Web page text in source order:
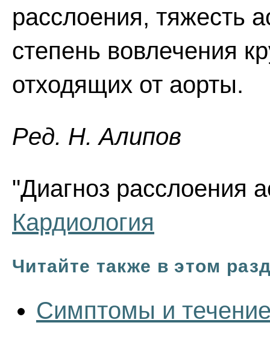
расслоения, тяжесть
степень вовлечения
отходящих от аорты.
Ред. Н. Алипов
"Диагноз расслоения
Кардиология
Читайте также в этом
Симптомы и